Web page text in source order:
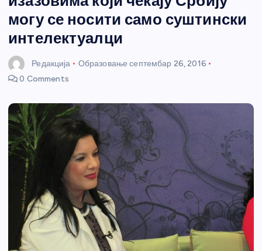
могу се носити само суштински
интелектуалци
Редакција Образовање септембар 26, 2016
0 Comments